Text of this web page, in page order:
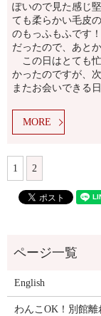
ぽいので見た感じ
ても柔らかい毛皮
のもっふもふです
だったので、あと
この日はとても
かったのですが、
またお会いできる
MORE
1 2
English
わんこOK！別館